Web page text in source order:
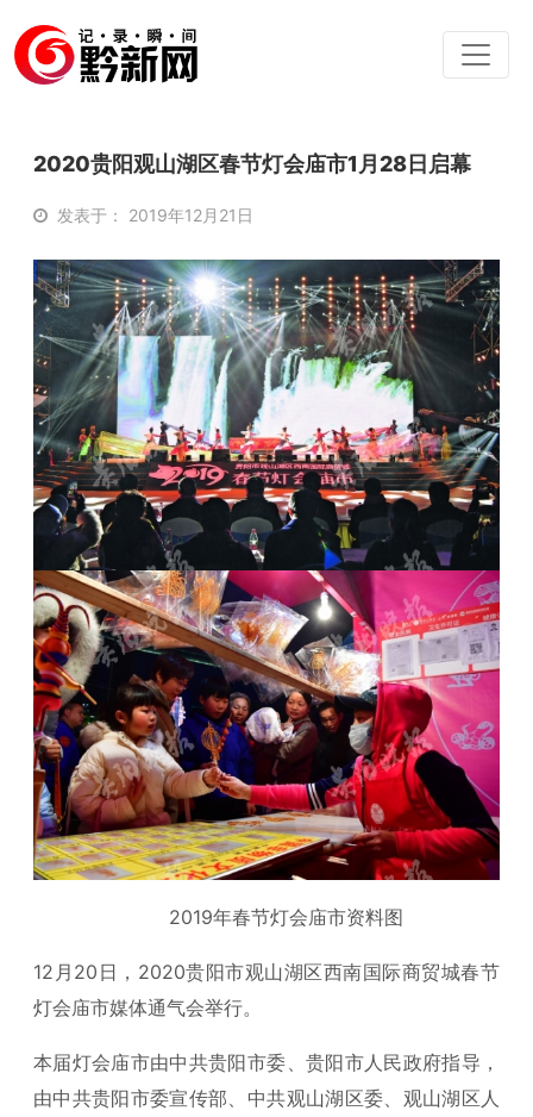
2020贵阳观山湖区春节灯会庙市1月28日启幕
发表于： 2019年12月21日
2019年春节灯会庙市资料图
12月20日，2020贵阳市观山湖区西南国际商贸城春节
灯会庙市媒体通气会举行。
本届灯会庙市由中共贵阳市委、贵阳市人民政府指导，
由中共贵阳市委宣传部、中共观山湖区委、观山湖区人